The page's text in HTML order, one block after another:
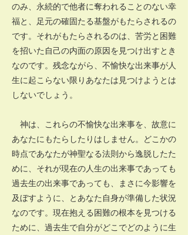
のみ、永続的で他者に奪われることのない幸
福と、足元の確固たる基盤がもたらされるの
です。それがもたらされるのは、苦労と困難
を招いた自己の内面の原因を見つけ出すとき
なのです。残念ながら、不愉快な出来事が人
生に起こらない限りあなたは見つけようとは
しないでしょう。
神は、これらの不愉快な出来事を、故意に
あなたにもたらしたりはしません。どこかの
時点であなたが神聖なる法則から逸脱したた
めに、それが現在の人生の出来事であっても
過去生の出来事であっても、まさに今影響を
及ぼすように、とあなた自身が準備した状況
なのです。現在抱える困難の根本を見つける
ために、過去生で自分がどこでどのように生